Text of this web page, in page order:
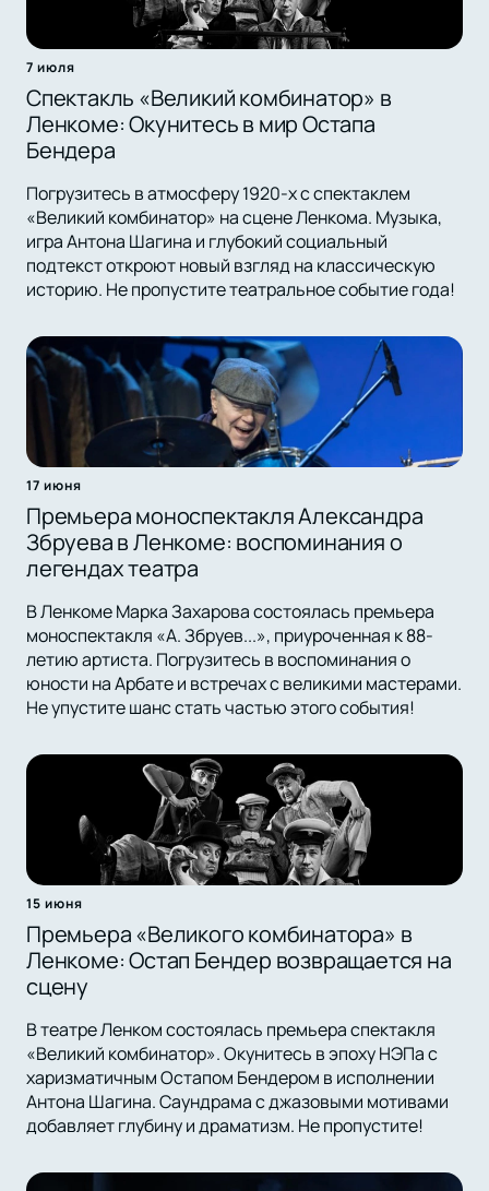
7 июля
Спектакль «Великий комбинатор» в
Ленкоме: Окунитесь в мир Остапа
Бендера
Погрузитесь в атмосферу 1920-х с спектаклем
«Великий комбинатор» на сцене Ленкома. Музыка,
игра Антона Шагина и глубокий социальный
подтекст откроют новый взгляд на классическую
историю. Не пропустите театральное событие года!
17 июня
Премьера моноспектакля Александра
Збруева в Ленкоме: воспоминания о
легендах театра
В Ленкоме Марка Захарова состоялась премьера
моноспектакля «А. Збруев...», приуроченная к 88-
летию артиста. Погрузитесь в воспоминания о
юности на Арбате и встречах с великими мастерами.
Не упустите шанс стать частью этого события!
15 июня
Премьера «Великого комбинатора» в
Ленкоме: Остап Бендер возвращается на
сцену
В театре Ленком состоялась премьера спектакля
«Великий комбинатор». Окунитесь в эпоху НЭПа с
харизматичным Остапом Бендером в исполнении
Антона Шагина. Саундрама с джазовыми мотивами
добавляет глубину и драматизм. Не пропустите!